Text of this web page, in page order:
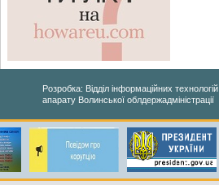
Розробка: Відділ інформаційних технологій
апарату Волинської облдержадміністрації